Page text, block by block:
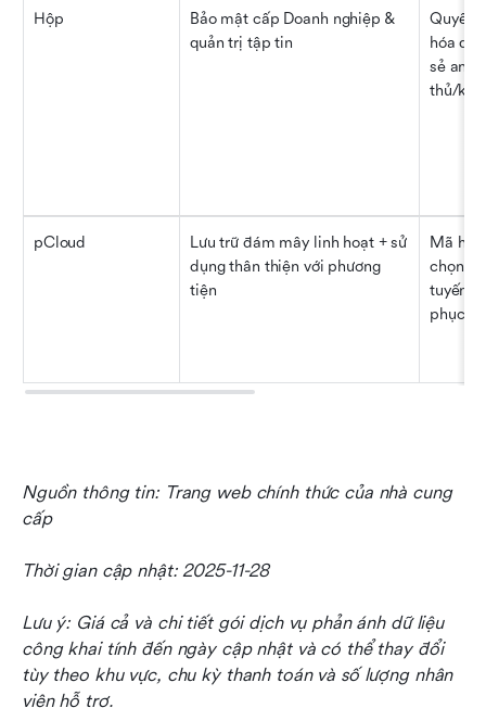
Hộp
Bảo mật cấp Doanh nghiệp &
quản trị tập tin
Quyền
hóa
sẻ an
thủ/
pCloud
Lưu trữ đám mây linh hoạt + sử
dụng thân thiện với phương
tiện
Mã
chọn,
tuyến
phục
Nguồn thông tin: Trang web chính thức của nhà cung
cấp
Thời gian cập nhật: 2025-11-28
Lưu ý: Giá cả và chi tiết gói dịch vụ phản ánh dữ liệu
công khai tính đến ngày cập nhật và có thể thay đổi
tùy theo khu vực, chu kỳ thanh toán và số lượng nhân
viên hỗ trợ.